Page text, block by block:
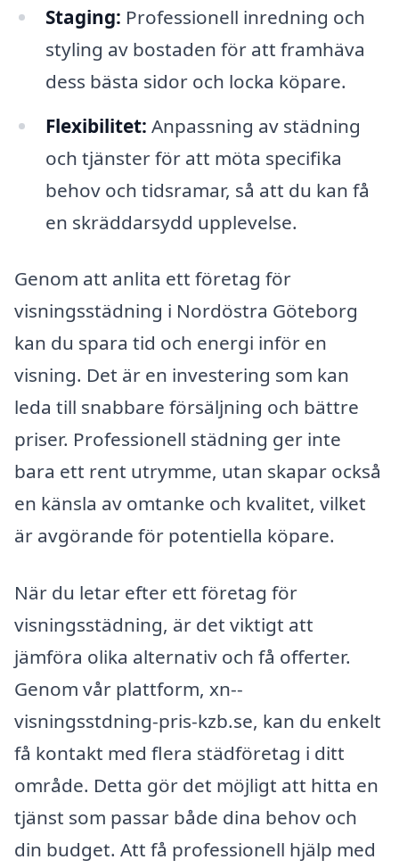
Staging: Professionell inredning och
styling av bostaden för att framhäva
dess bästa sidor och locka köpare.
Flexibilitet: Anpassning av städning
och tjänster för att möta specifika
behov och tidsramar, så att du kan få
en skräddarsydd upplevelse.
Genom att anlita ett företag för
visningsstädning i Nordöstra Göteborg
kan du spara tid och energi inför en
visning. Det är en investering som kan
leda till snabbare försäljning och bättre
priser. Professionell städning ger inte
bara ett rent utrymme, utan skapar också
en känsla av omtanke och kvalitet, vilket
är avgörande för potentiella köpare.
När du letar efter ett företag för
visningsstädning, är det viktigt att
jämföra olika alternativ och få offerter.
Genom vår plattform, xn--
visningsstdning-pris-kzb.se, kan du enkelt
få kontakt med flera städföretag i ditt
område. Detta gör det möjligt att hitta en
tjänst som passar både dina behov och
din budget. Att få professionell hjälp med